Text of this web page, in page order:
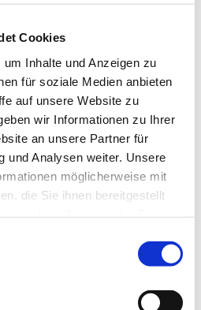
Cookies
Inhalte und Anzeigen zu
für soziale Medien anbieten
auf unsere Website zu
wir Informationen zu Ihrer
an unsere Partner für
und Analysen weiter. Unsere
möglicherweise mit
die Sie ihnen bereitgestellt
uns, dass du einen
gerne mehr sehen
und du ein integrales
werden möchtest. Alles
persönlich. Hört sich gut an?
dich gleich jetzt auf
Tischler im Norden.Du
für das Tischlerhandwerk
nur eine Werkstatt
wir genau Dich als
im Norden!